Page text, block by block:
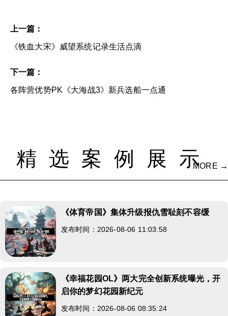
上一篇：
《铁血大宋》威望系统记录生活点滴
下一篇：
各阵营优势PK《大海战3》新兵选船一点通
精选案例展示MORE →
《体育帝国》集体升级报仇雪耻刻不容缓
发布时间：2026-08-06 11:03:58
《幸福花园OL》两大完全创新系统曝光，开
启你的梦幻花园新纪元
发布时间：2026-08-06 08:35:24